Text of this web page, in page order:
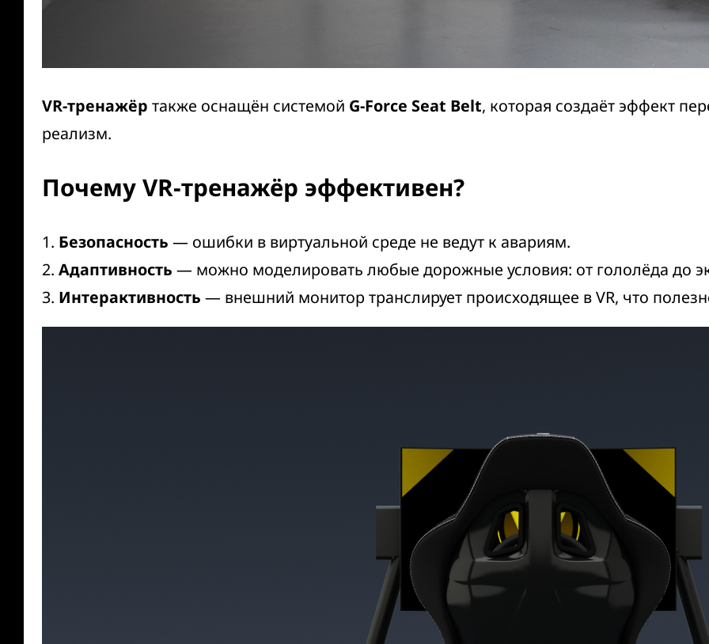
VR-тренажёр также оснащён системой G-Force Seat Belt, которая создаёт эффект
реализм.
Почему VR-тренажёр эффективен?
1. Безопасность — ошибки в виртуальной среде не ведут к авариям.
2. Адаптивность — можно моделировать любые дорожные условия: от гололёда до
3. Интерактивность — внешний монитор транслирует происходящее в VR, что